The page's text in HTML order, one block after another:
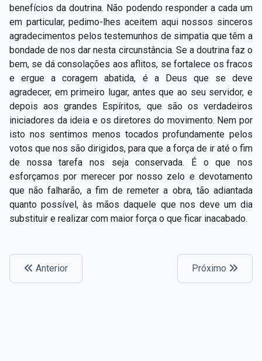
benefícios da doutrina. Não podendo responder a cada um
em particular, pedimo-lhes aceitem aqui nossos sinceros
agradecimentos pelos testemunhos de simpatia que têm a
bondade de nos dar nesta circunstância. Se a doutrina faz o
bem, se dá consolações aos aflitos, se fortalece os fracos
e ergue a coragem abatida, é a Deus que se deve
agradecer, em primeiro lugar, antes que ao seu servidor, e
depois aos grandes Espíritos, que são os verdadeiros
iniciadores da ideia e os diretores do movimento. Nem por
isto nos sentimos menos tocados profundamente pelos
votos que nos são dirigidos, para que a força de ir até o fim
de nossa tarefa nos seja conservada. É o que nos
esforçamos por merecer por nosso zelo e devotamento
que não falharão, a fim de remeter a obra, tão adiantada
quanto possível, às mãos daquele que nos deve um dia
substituir e realizar com maior força o que ficar inacabado.
Anterior Próximo